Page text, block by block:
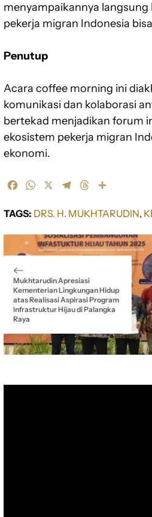
menyampaikannya
pekerja migran Indonesia
Penutup
Acara coffee morning ini
komunikasi dan kolaborasi
bertekad menjadikan forum
ekosistem pekerja migran
ekonomi.
c
b
o
k
W
a
s
A
p
l
g
r
m
r
a
d
a
e
TAGS: DRS. H. MUKHTARUDIN,
Mukhtarudin Apresiasi
Kementerian Lingkungan Hidup
atas Realisasi Aspirasi Program
Infrastruktur Hijau di Palangka
Raya